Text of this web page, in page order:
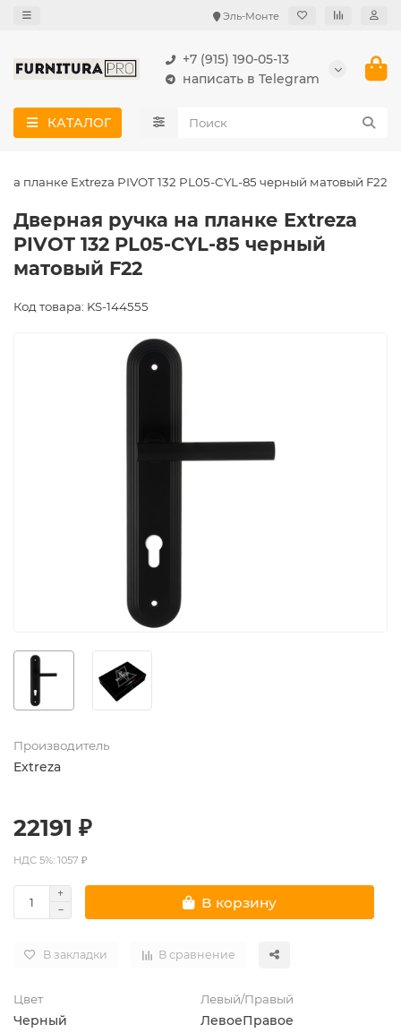
Эль-Монте
+7 (915) 190-05-13
написать в Telegram
КАТАЛОГ
планке Extreza PIVOT 132 PL05-CYL-85 черный матовый F22
Дверная ручка на планке Extreza
PIVOT 132 PL05-CYL-85 черный
матовый F22
Код товара: KS-144555
Производитель
Extreza
22191 ₽
НДС 5%: 1057 ₽
В корзину
В закладки В сравнение
Цвет
Черный
Левый/Правый
ЛевоеПравое